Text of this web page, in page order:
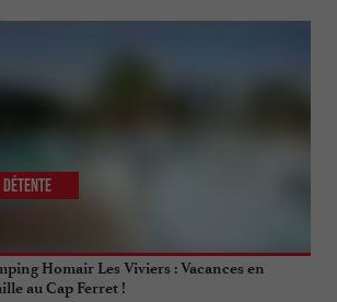
Homair Les Viviers : Vacances en
au Cap Ferret !
Détente